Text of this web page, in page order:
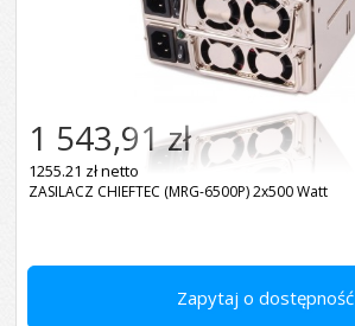
Zapytaj o dostępność
1 543,91 zł
1255.21 zł netto
ZASILACZ CHIEFTEC (MRG-6500P) 2x500 Watt